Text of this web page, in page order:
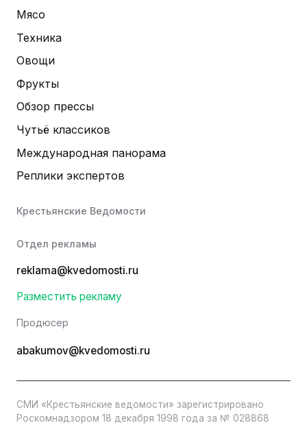
Мясо
Техника
Овощи
Фрукты
Обзор прессы
Чутьё классиков
Международная панорама
Реплики экспертов
Крестьянские Ведомости
Отдел рекламы
reklama@kvedomosti.ru
Разместить рекламу
Продюсер
abakumov@kvedomosti.ru
СМИ «Крестьянские ведомости» зарегистрировано
Роскомнадзором 18 декабря 1998 года за № 028868